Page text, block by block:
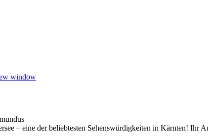
window
– eine der beliebtesten Sehenswürdigkeiten in Kärnten! Ihr